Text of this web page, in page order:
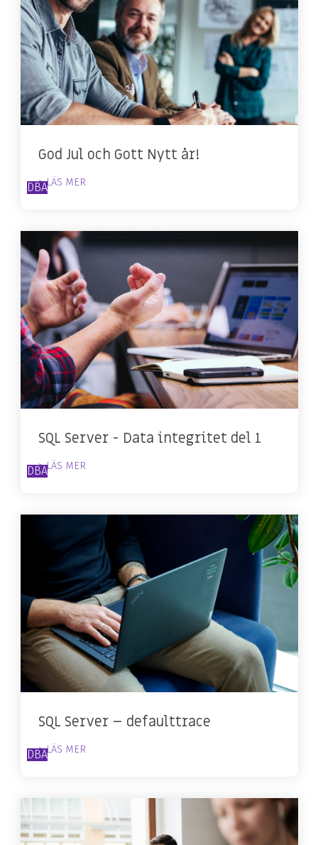
God Jul och Gott Nytt år!
DBA> LÄS MER
SQL Server - Data integritet del 1
DBA> LÄS MER
SQL Server – defaulttrace
DBA> LÄS MER